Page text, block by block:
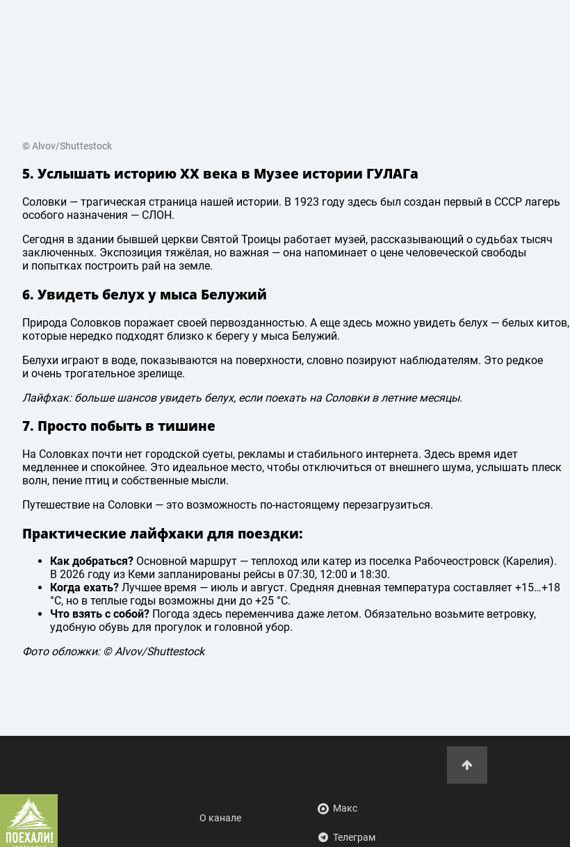
© Alvov/Shuttestock
5. Услышать историю XX века в Музее истории ГУЛАГа
Соловки — трагическая страница нашей истории. В 1923 году здесь был создан первый в СССР лагерь
особого назначения — СЛОН.
Сегодня в здании бывшей церкви Святой Троицы работает музей, рассказывающий о судьбах тысяч
заключенных. Экспозиция тяжёлая, но важная — она напоминает о цене человеческой свободы
и попытках построить рай на земле.
6. Увидеть белух у мыса Белужий
Природа Соловков поражает своей первозданностью. А еще здесь можно увидеть белух — белых китов,
которые нередко подходят близко к берегу у мыса Белужий.
Белухи играют в воде, показываются на поверхности, словно позируют наблюдателям. Это редкое
и очень трогательное зрелище.
Лайфхак: больше шансов увидеть белух, если поехать на Соловки в летние месяцы.
7. Просто побыть в тишине
На Соловках почти нет городской суеты, рекламы и стабильного интернета. Здесь время идет
медленнее и спокойнее. Это идеальное место, чтобы отключиться от внешнего шума, услышать плеск
волн, пение птиц и собственные мысли.
Путешествие на Соловки — это возможность по-настоящему перезагрузиться.
Практические лайфхаки для поездки:
Как добраться? Основной маршрут — теплоход или катер из поселка Рабочеостровск (Карелия).
В 2026 году из Кеми запланированы рейсы в 07:30, 12:00 и 18:30.
Когда ехать? Лучшее время — июль и август. Средняя дневная температура составляет +15…+18
°C, но в теплые годы возможны дни до +25 °C.
Что взять с собой? Погода здесь переменчива даже летом. Обязательно возьмите ветровку,
удобную обувь для прогулок и головной убор.
Фото обложки: © Alvov/Shuttestock
О канале
Макс
Телеграм